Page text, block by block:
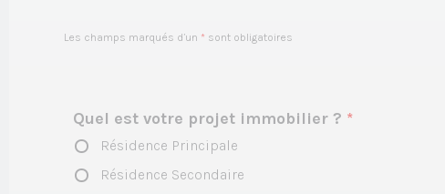
Les champs marqués d’un * sont obligatoires
Quel est votre projet immobilier ? *
Résidence Principale
Résidence Secondaire